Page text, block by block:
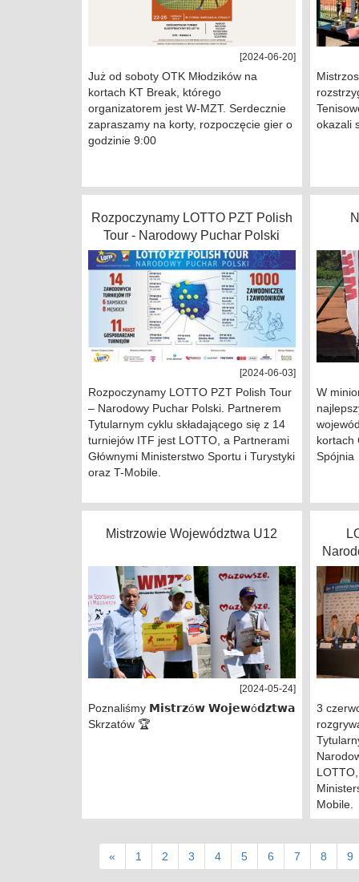
[2024-06-20]
Już od soboty OTK Młodzików na
kortach KT Break, którego
organizatorem jest W-MZT. Serdecznie
zapraszamy na korty, rozpoczęcie gier o
godzinie 9:00
okazali
Rozpoczynamy LOTTO PZT Polish
Tour - Narodowy Puchar Polski
[2024-06-03]
Rozpoczynamy LOTTO PZT Polish Tour
– Narodowy Puchar Polski. Partnerem
Tytularnym cyklu składającego się z 14
turniejów ITF jest LOTTO, a Partnerami
Głównymi Ministerstwo Sportu i Turystyki
oraz T-Mobile.
W
kortach
Spójnia
Mistrzowie Województwa U12
[2024-05-24]
Poznaliśmy 𝗠𝗶𝘀𝘁𝗿𝘇ó𝘄 𝗪𝗼𝗷𝗲𝘄ó𝗱𝘇𝘁𝘄𝗮
Skrzatów 🏆
3
Mobile.
« 1 2 3 4 5 6 7 8 9